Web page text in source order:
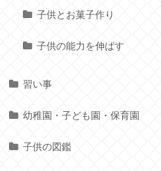
子供とお菓子作り
子供の能力を伸ばす
習い事
幼稚園・子ども園・保育園
子供の図鑑